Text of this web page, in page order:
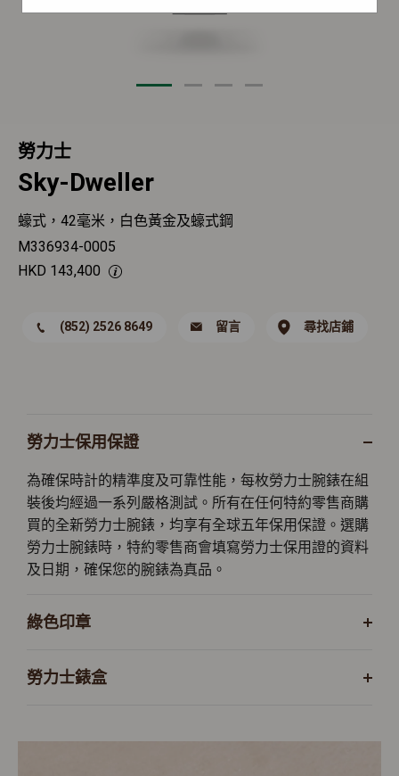
勞力士
Sky-Dweller
蠔式，42毫米，白色黃金及蠔式鋼
M336934-0005
HKD 143,400
(852) 2526 8649 留言 尋找店鋪
勞力士保用保證
為確保時計的精準度及可靠性能，每枚勞力士腕錶在組
裝後均經過一系列嚴格測試。所有在任何特約零售商購
買的全新勞力士腕錶，均享有全球五年保用保證。選購
勞力士腕錶時，特約零售商會填寫勞力士保用證的資料
及日期，確保您的腕錶為真品。
綠色印章
勞力士錶盒